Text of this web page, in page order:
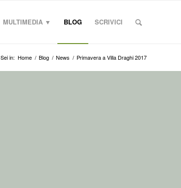
MULTIMEDIA ▼ BLOG SCRIVICI
Sei in: Home / Blog / News / Primavera a Villa Draghi 2017